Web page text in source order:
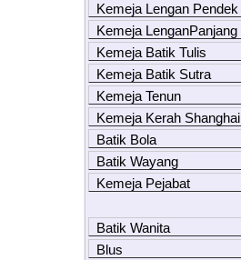
Kemeja Lengan Pendek
Kemeja LenganPanjang
Kemeja Batik Tulis
Kemeja Batik Sutra
Kemeja Tenun
Kemeja Kerah Shanghai
Batik Bola
Batik Wayang
Kemeja Pejabat
Batik Wanita
Blus